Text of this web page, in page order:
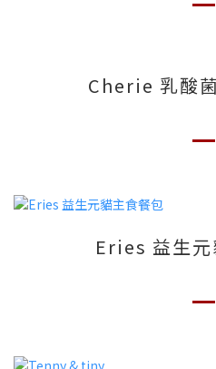
Cherie 乳酸
Eries 益生元